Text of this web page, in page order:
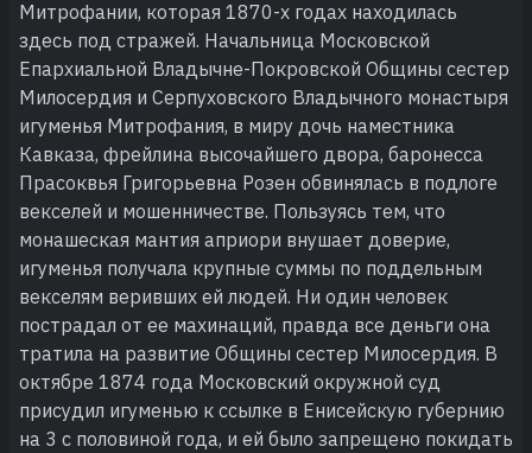
Митрофании, которая 1870-х годах находилась
здесь под стражей. Начальница Московской
Епархиальной Владычне-Покровской Общины сестер
Милосердия и Серпуховского Владычного монастыря
игуменья Митрофания, в миру дочь наместника
Кавказа, фрейлина высочайшего двора, баронесса
Прасоквья Григорьевна Розен обвинялась в подлоге
векселей и мошенничестве. Пользуясь тем, что
монашеская мантия априори внушает доверие,
игуменья получала крупные суммы по поддельным
векселям веривших ей людей. Ни один человек
пострадал от ее махинаций, правда все деньги она
тратила на развитие Общины сестер Милосердия. В
октябре 1874 года Московский окружной суд
присудил игуменью к ссылке в Енисейскую губернию
на 3 с половиной года, и ей было запрещено покидать